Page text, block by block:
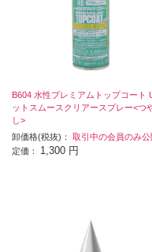
B604 水性プレミアムトップコート
ットスムースクリアースプレー<つ
し>
卸価格(税抜)： 取引中の会員のみ公
定価： 1,300 円